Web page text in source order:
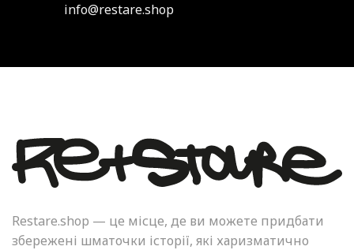
info@restare.shop
Restare.shop — це місце, де ви можете придбати
збережені шматочки історії, які харизматично